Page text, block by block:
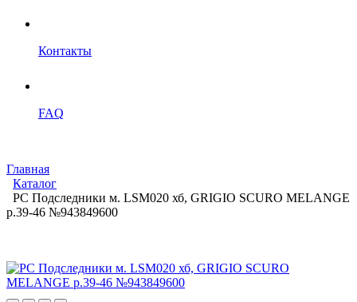
Контакты
FAQ
Главная
Каталог
PC Подследники м. LSM020 хб, GRIGIO SCURO MELANGE
р.39-46 №943849600